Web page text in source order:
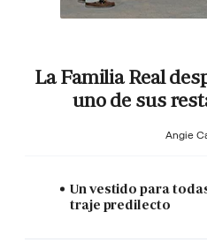
La Familia Real
uno de sus
Angie
Un vestido para
traje predilecto